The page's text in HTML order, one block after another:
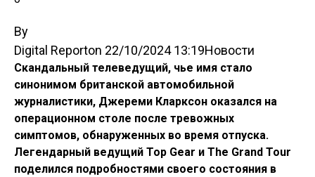
By
Digital Reporton 22/10/2024 13:19Новости
Скандальный телеведущий, чье имя стало
синонимом британской автомобильной
журналистики, Джереми Кларксон оказался на
операционном столе после тревожных
симптомов, обнаруженных во время отпуска.
Легендарный ведущий Top Gear и The Grand Tour
поделился подробностями своего состояния в